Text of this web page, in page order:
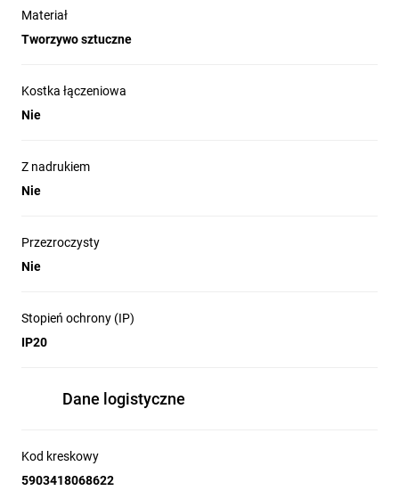
Materiał
Tworzywo sztuczne
Kostka łączeniowa
Nie
Z nadrukiem
Nie
Przezroczysty
Nie
Stopień ochrony (IP)
IP20
Dane logistyczne
Kod kreskowy
5903418068622